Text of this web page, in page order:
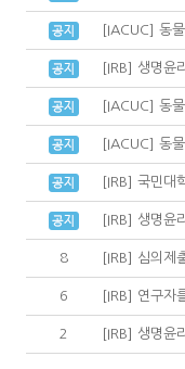
[IACUC] 동
[IRB] 생명윤
[IACUC] 동
[IACUC] 동
[IRB] 국민대
[IRB] 생명윤
8 [IRB] 심의제
6 [IRB] 연구자
2 [IRB] 생명윤